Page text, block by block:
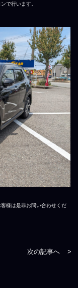
で行います。
様は是非お問い合わせくだ
次の記事へ >